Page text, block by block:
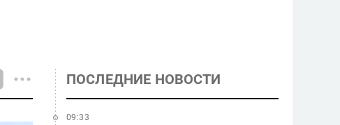
ПОСЛЕДНИЕ НОВОСТИ
09:33